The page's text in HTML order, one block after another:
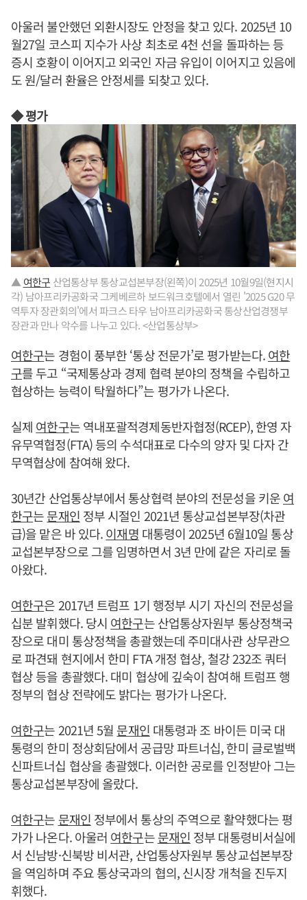
아울러 불안했던 외환시장도 안정을 찾고 있다. 2025년 10
월27일 코스피 지수가 사상 최초로 4천 선을 돌파하는 등
증시 호황이 이어지고 외국인 자금 유입이 이어지고 있음에
도 원/달러 환율은 안정세를 되찾고 있다.
◆ 평가
▲ 여한구 산업통상부 통상교섭본부장(왼쪽)이 2025년 10월9일(현지시
각) 남아프리카공화국 그케베르하 보드워크호텔에서 열린 '2025 G20 무
역투자 장관회의'에서 파크스 타우 남아프리카공화국 통상산업경쟁부
장관과 만나 악수를 나누고 있다. <산업통상부>
여한구는 경험이 풍부한 ‘통상 전문가’로 평가받는다.여한
구를 두고 “국제통상과 경제 협력 분야의 정책을 수립하고
협상하는 능력이 탁월하다”는 평가가 나온다.
실제 여한구는 역내포괄적경제동반자협정(RCEP), 한영 자
유무역협정(FTA) 등의 수석대표로 다수의 양자 및 다자 간
무역협상에 참여해 왔다.
30년간 산업통상부에서 통상협력 분야의 전문성을 키운여
한구는문재인 정부 시절인 2021년 통상교섭본부장(차관
급)을 맡은 바 있다.이재명 대통령이 2025년 6월10일 통상
교섭본부장으로 그를 임명하면서 3년 만에 같은 자리로 돌
아왔다.
여한구은 2017년 트럼프 1기 행정부 시기 자신의 전문성을
십분 발휘했다. 당시 여한구는 산업통상자원부 통상정책국
장으로 대미 통상정책을 총괄했는데 주미대사관 상무관으
로 파견돼 현지에서 한미 FTA 개정 협상, 철강 232조 쿼터
협상 등을 총괄했다. 대미 협상에 깊숙이 참여해 트럼프 행
정부의 협상 전략에도 밝다는 평가가 나온다.
여한구는 2021년 5월 문재인 대통령과 조 바이든 미국 대
통령의 한미 정상회담에서 공급망 파트너십, 한미 글로벌백
신파트너십 협상을 총괄했다. 이러한 공로를 인정받아 그는
통상교섭본부장에 올랐다.
여한구는 문재인 정부에서 통상의 주역으로 활약했다는 평
가가 나온다. 아울러 여한구는문재인 정부 대통령비서실에
서 신남방·신북방 비서관, 산업통상자원부 통상교섭본부장
을 역임하며 주요 통상국과의 협의, 신시장 개척을 진두지
휘했다.